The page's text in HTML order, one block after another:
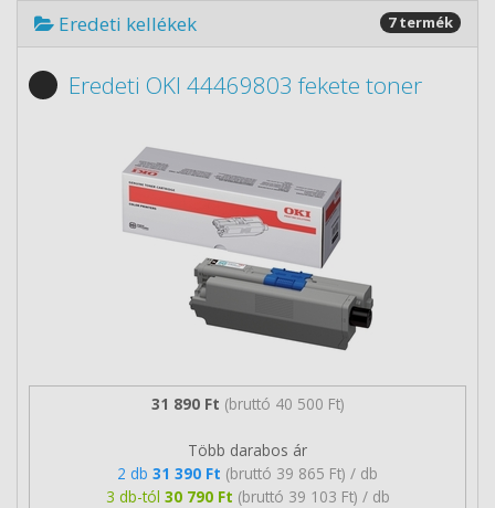
Eredeti kellékek 7 termék
Eredeti OKI 44469803 fekete toner
31 890 Ft (bruttó 40 500 Ft)
Több darabos ár
2 db 31 390 Ft (bruttó 39 865 Ft) / db
3 db-tól 30 790 Ft (bruttó 39 103 Ft) / db